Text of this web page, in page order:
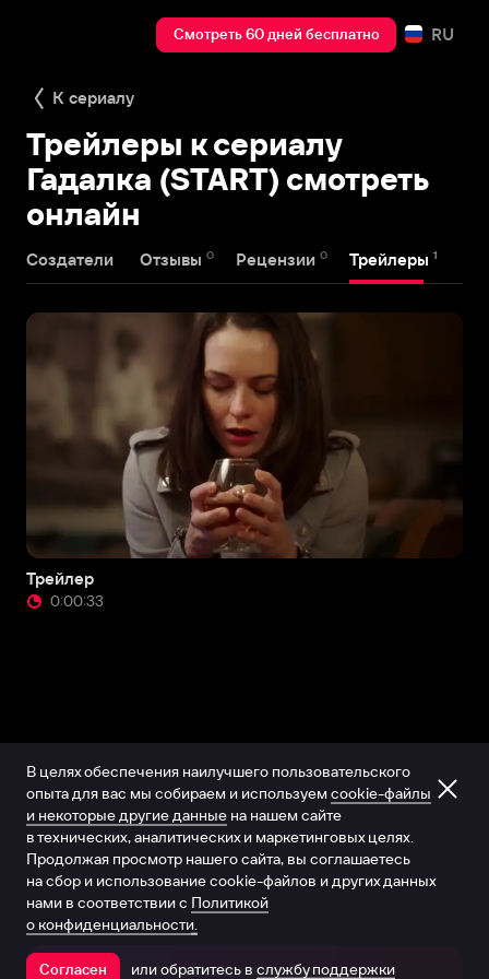
Смотреть 60 дней бесплатно RU
К сериалу
Трейлеры к сериалу
Гадалка (START) смотреть
онлайн
Создатели Отзывы 0 Рецензии 0 Трейлеры 1
Трейлер
0:00:33
Открыть в приложении
В целях обеспечения наилучшего пользовательского
опыта для вас мы собираем и используем cookie-файлы
и некоторые другие данные на нашем сайте
в технических, аналитических и маркетинговых целях.
Продолжая просмотр нашего сайта, вы соглашаетесь
на сбор и использование cookie-файлов и других данных
нами в соответствии с Политикой
о конфиденциальности.
Согласен или обратитесь в службу поддержки